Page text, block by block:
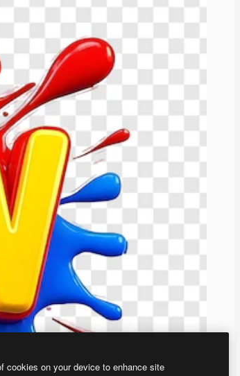
作成できます。
cookies on your device to enhance site